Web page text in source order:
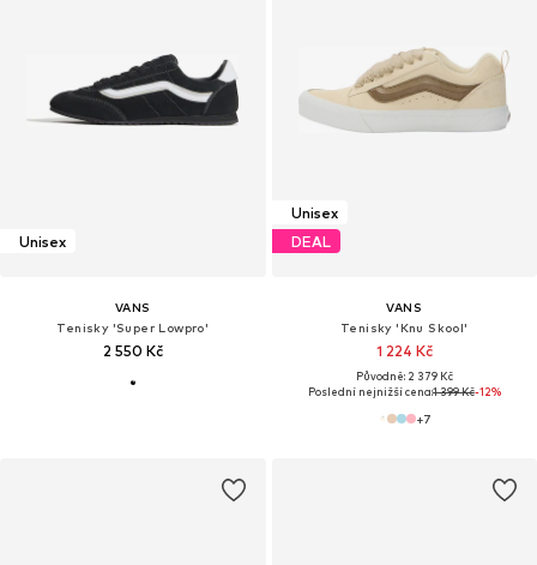
Unisex
VANS
Tenisky 'Super Lowpro'
2 550 Kč
Unisex
DEAL
VANS
Tenisky 'Knu Skool'
1 224 Kč
Původně: 2 379 Kč
Poslední nejnižší cena:1 399 Kč-12%
+7